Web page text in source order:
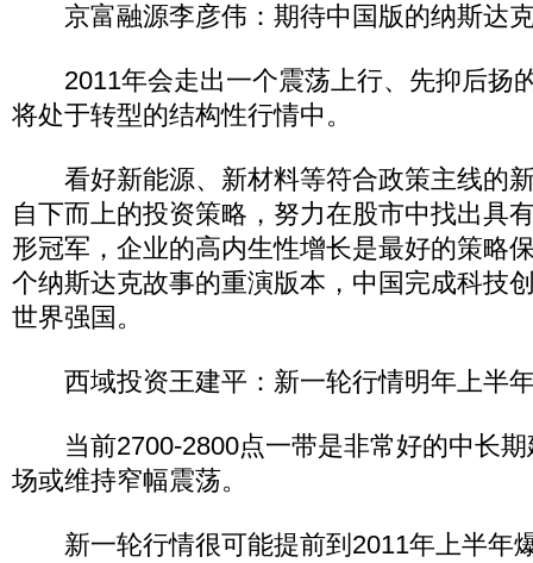
京富融源李彦伟：期待中国版的纳斯达
2011年会走出一个震荡上行、先抑后扬
将处于转型的结构性行情中。
看好新能源、新材料等符合政策主线的
自下而上的投资策略，努力在股市中找出具
形冠军，企业的高内生性增长是最好的策略
个纳斯达克故事的重演版本，中国完成科技
世界强国。
西域投资王建平：新一轮行情明年上半
当前2700-2800点一带是非常好的中长期
场或维持窄幅震荡。
新一轮行情很可能提前到2011年上半年